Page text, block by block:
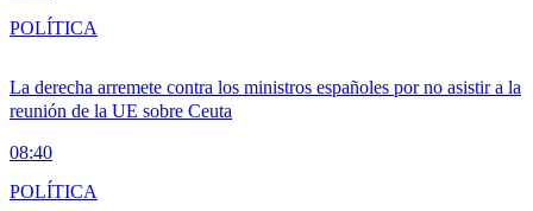
La derecha arremete contra los ministros españoles por no asistir a la
reunión de la UE sobre Ceuta
08:40
POLÍTICA
POLÍTICA